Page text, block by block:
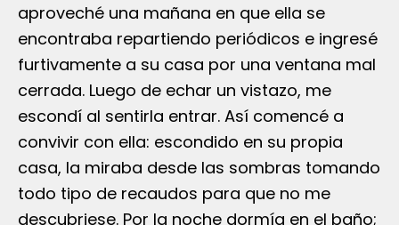
aproveché una mañana en que ella se
encontraba repartiendo periódicos e ingresé
furtivamente a su casa por una ventana mal
cerrada. Luego de echar un vistazo, me
escondí al sentirla entrar. Así comencé a
convivir con ella: escondido en su propia
casa, la miraba desde las sombras tomando
todo tipo de recaudos para que no me
descubriese. Por la noche dormía en el baño;